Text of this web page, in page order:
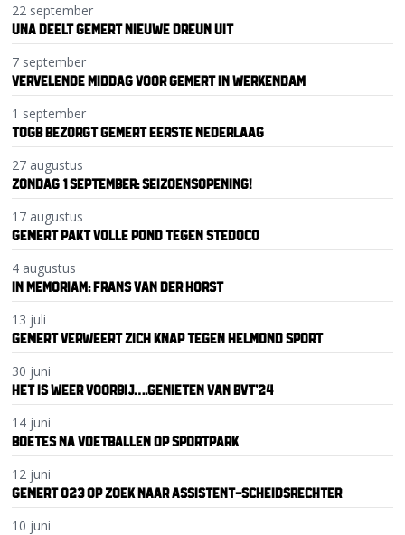
22 september
UNA DEELT GEMERT NIEUWE DREUN UIT
7 september
VERVELENDE MIDDAG VOOR GEMERT IN WERKENDAM
1 september
TOGB BEZORGT GEMERT EERSTE NEDERLAAG
27 augustus
ZONDAG 1 SEPTEMBER: SEIZOENSOPENING!
17 augustus
GEMERT PAKT VOLLE POND TEGEN STEDOCO
4 augustus
IN MEMORIAM: FRANS VAN DER HORST
13 juli
GEMERT VERWEERT ZICH KNAP TEGEN HELMOND SPORT
30 juni
HET IS WEER VOORBIJ….GENIETEN VAN BVT’24
14 juni
BOETES NA VOETBALLEN OP SPORTPARK
12 juni
GEMERT O23 OP ZOEK NAAR ASSISTENT-SCHEIDSRECHTER
10 juni